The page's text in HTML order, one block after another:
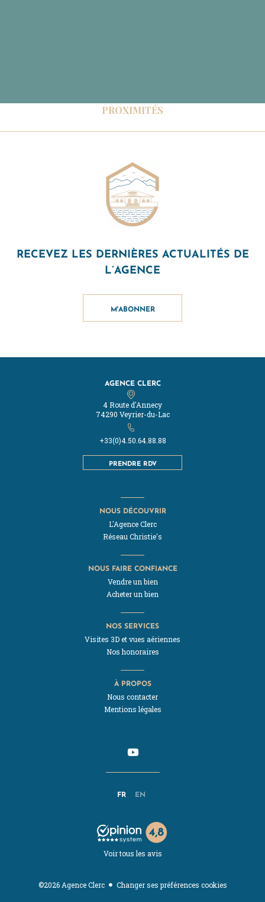
PROXIMITÉS
RECEVEZ LES DERNIÈRES ACTUALITÉS DE
L’AGENCE
M'ABONNER
AGENCE CLERC
4 Route d'Annecy
74290 Veyrier-du-Lac
+33(0)4.50.64.88.88
PRENDRE RDV
FR EN
NOUS DÉCOUVRIR
L'Agence Clerc
Réseau Christie's
NOUS FAIRE CONFIANCE
Vendre un bien
Acheter un bien
NOS SERVICES
Visites 3D et vues aériennes
Nos honoraires
À PROPOS
Nous contacter
Mentions légales
Voir tous les avis
©2026 Agence Clerc Changer ses préférences cookies